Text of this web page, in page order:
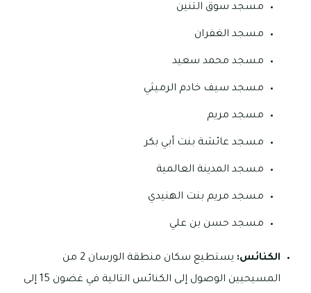
مسجد سوق التنين
مسجد الغفران
مسجد محمد سعيد
مسجد سيف خادم الرميثي
مسجد مريم
مسجد عائشة بنت أبي بكر
مسجد المدينة العالمية
مسجد مريم بنت الهنيدي
مسجد حسن بن علي
الكنائس:
يستطيع سكان منطقة الورسان 2 من
المسيحيين الوصول إلى الكنائس التالية في غضون 15 إلى